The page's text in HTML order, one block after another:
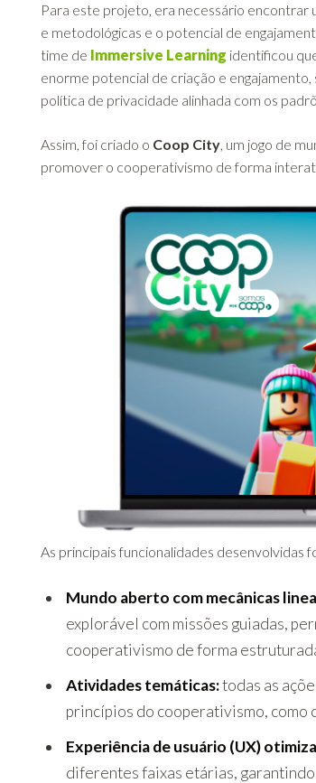
Para este projeto, era necessário encontrar
e metodológicas e o potencial de
time de Immersive Learning identificou
enorme potencial de criação e
política de privacidade alinhada com os
Assim, foi criado o Coop City, um jogo de
promover o cooperativismo de forma
As principais funcionalidades desenvolvidas
Mundo aberto com mecânicas
explorável com missões guiadas,
cooperativismo de forma
Atividades temáticas:todas as
princípios do cooperativismo,
Experiência de usuário (UX)
diferentes faixas etárias,